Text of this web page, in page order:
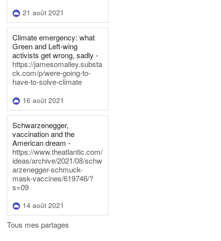
21 août 2021
Climate emergency: what
Green and Left-wing
activists get wrong, sadly -
https://jamesomalley.substa
ck.com/p/were-going-to-
have-to-solve-climate
16 août 2021
Schwarzenegger,
vaccination and the
American dream -
https://www.theatlantic.com/
ideas/archive/2021/08/schw
arzenegger-schmuck-
mask-vaccines/619746/?
s=09
14 août 2021
Tous mes partages